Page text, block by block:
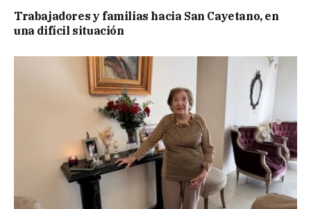
Trabajadores y familias hacia San Cayetano, en
una difícil situación